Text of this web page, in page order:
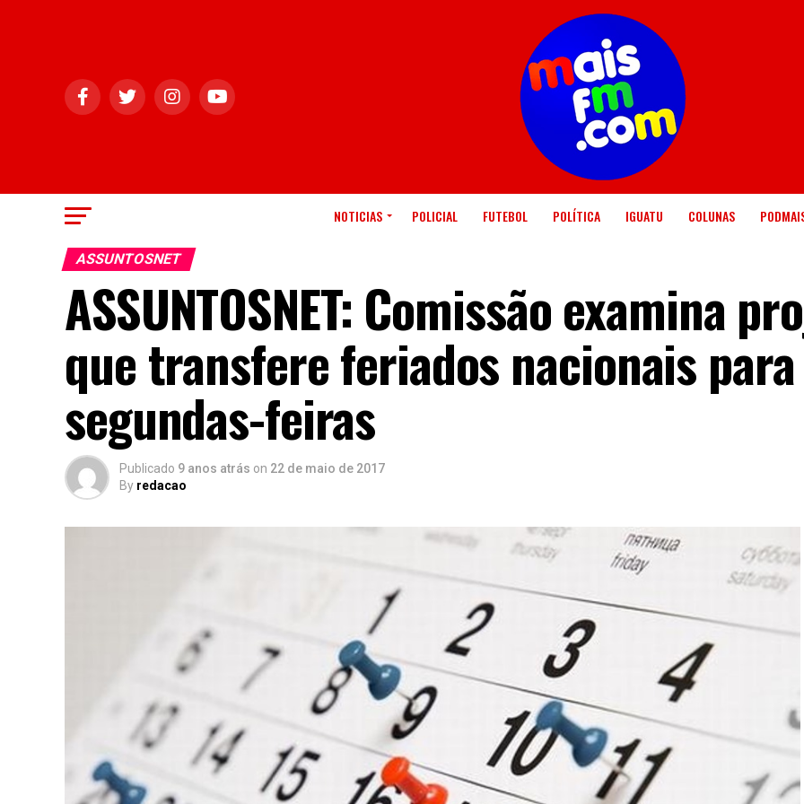
NOTICIAS POLICIAL FUTEBOL POLÍTICA IGUATU COLUNAS
ASSUNTOSNET
ASSUNTOSNET: Comissão examina
que transfere feriados nacionais
segundas-feiras
Publicado 9 anos atrás on 22 de maio de 2017
By redacao